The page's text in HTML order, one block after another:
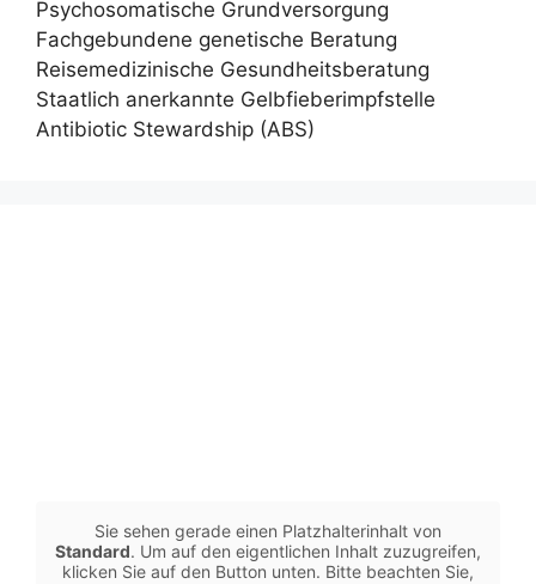
Psychosomatische Grundversorgung
Fachgebundene genetische Beratung
Reisemedizinische Gesundheitsberatung
Staatlich anerkannte Gelbfieberimpfstelle
Antibiotic Stewardship (ABS)
Sie sehen gerade einen Platzhalterinhalt von
Standard. Um auf den eigentlichen Inhalt zuzugreifen,
klicken Sie auf den Button unten. Bitte beachten Sie,